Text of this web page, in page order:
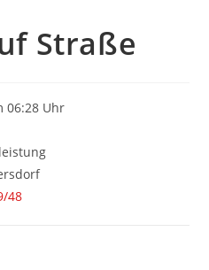
Straße
06:28 Uhr
48